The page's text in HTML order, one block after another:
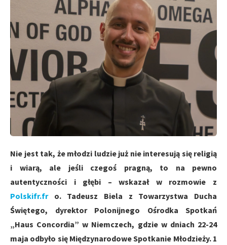
Nie jest tak, że młodzi ludzie już nie interesują się religią
i wiarą, ale jeśli czegoś pragną, to na pewno
autentyczności i głębi – wskazał w rozmowie z
Polskifr.fro. Tadeusz Biela z Towarzystwa Ducha
Świętego, dyrektor Polonijnego Ośrodka Spotkań
„Haus Concordia” w Niemczech, gdzie w dniach 22-24
maja odbyło się Międzynarodowe Spotkanie Młodzieży. 1